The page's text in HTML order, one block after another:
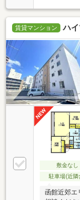
賃貸マンション ハ
敷金なし
駐車場(近隣
函館近郊エ